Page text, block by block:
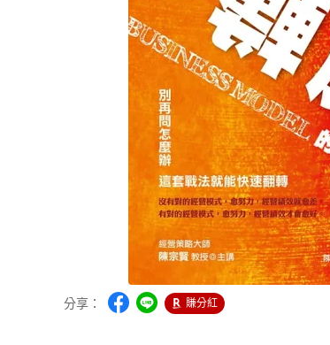
分享： 賺分紅